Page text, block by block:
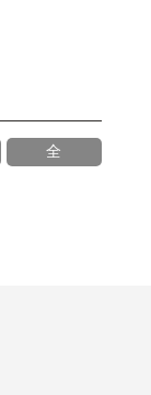
全